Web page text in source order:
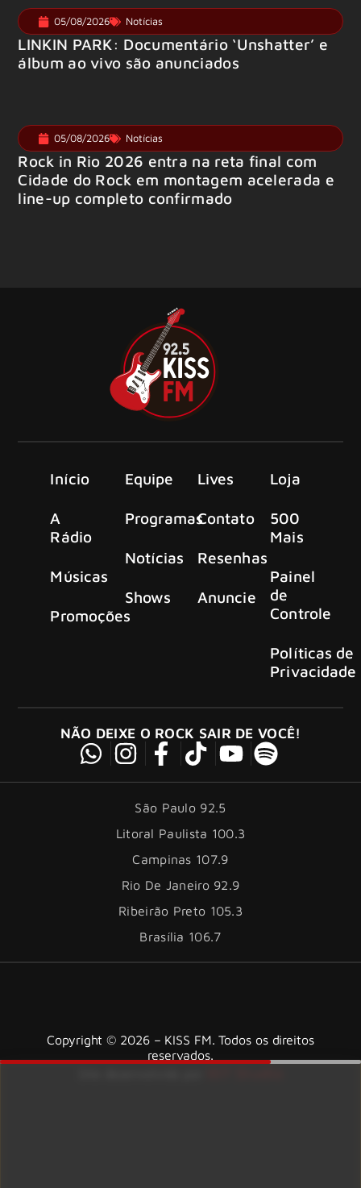
05/08/2026 Notícias
LINKIN PARK: Documentário ‘Unshatter’ e
álbum ao vivo são anunciados
05/08/2026 Notícias
Rock in Rio 2026 entra na reta final com
Cidade do Rock em montagem acelerada e
line-up completo confirmado
Início
A
Rádio
Músicas
Promoções
Equipe
Programas
Notícias
Shows
Lives
Contato
Resenhas
Anuncie
Loja
500
Mais
Painel
de
Controle
Políticas de
Privacidade
NÃO DEIXE O ROCK SAIR DE VOCÊ!
São Paulo 92.5
Litoral Paulista 100.3
Campinas 107.9
Rio De Janeiro 92.9
Ribeirão Preto 105.3
Brasília 106.7
Copyright © 2026 – KISS FM. Todos os direitos
reservados.